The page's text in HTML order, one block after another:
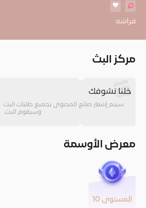
❤️
فراشه
مركز البث
خلنا نشوفك
سيتم إشعار صانع المحتوى بجميع طلبات البث
وسيقوم البث.
معرض الأوسمة
المستوى 10